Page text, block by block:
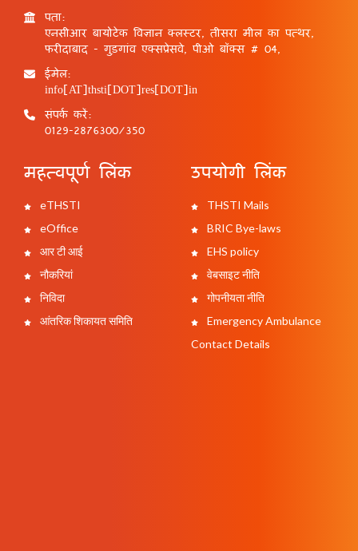
पता:
एनसीआर बायोटेक विज्ञान क्लस्टर, तीसरा मील का पत्थर,
फरीदाबाद - गुड़गांव एक्सप्रेसवे, पीओ बॉक्स # 04,
ईमेल:
info[AT]thsti[DOT]res[DOT]in
संपर्क करें:
0129-2876300/350
महत्वपूर्ण लिंक
eTHSTI
eOffice
आर टी आई
नौकरियां
निविदा
आंतरिक शिकायत समिति
उपयोगी लिंक
THSTI Mails
BRIC Bye-laws
EHS policy
वेबसाइट नीति
गोपनीयता नीति
Emergency Ambulance
Contact Details